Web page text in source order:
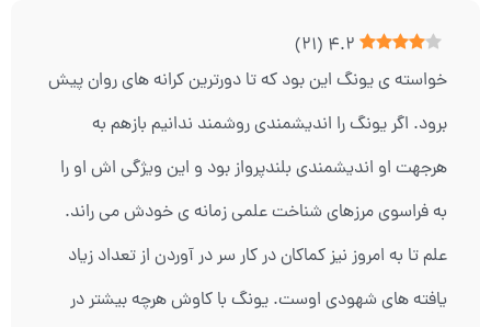
4.2
(
21
)
خواسته ی یونگ این بود که تا دورترین کرانه های روان پیش
برود. اگر یونگ را اندیشمندی روشمند ندانیم بازهم به
هرجهت او اندیشمندی بلندپرواز بود و این ویژگی اش او را
به فراسوی مرزهای شناخت علمی زمانه ی خودش می راند.
علم تا به امروز نیز کماکان در کار سر در آوردن از تعداد زیاد
یافته های شهودی اوست. یونگ با کاوش هرچه بیشتر در